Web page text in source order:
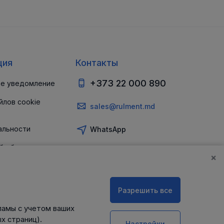
уведомление
cookie
обеспечении
Контакты
+373 22 000 890
sales@rulment.md
WhatsApp
×
с учетом ваших
страниц).
Разрешить все